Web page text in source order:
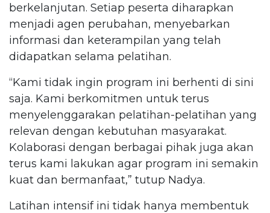
berkelanjutan. Setiap peserta diharapkan
menjadi agen perubahan, menyebarkan
informasi dan keterampilan yang telah
didapatkan selama pelatihan.
“Kami tidak ingin program ini berhenti di sini
saja. Kami berkomitmen untuk terus
menyelenggarakan pelatihan-pelatihan yang
relevan dengan kebutuhan masyarakat.
Kolaborasi dengan berbagai pihak juga akan
terus kami lakukan agar program ini semakin
kuat dan bermanfaat,” tutup Nadya.
Latihan intensif ini tidak hanya membentuk